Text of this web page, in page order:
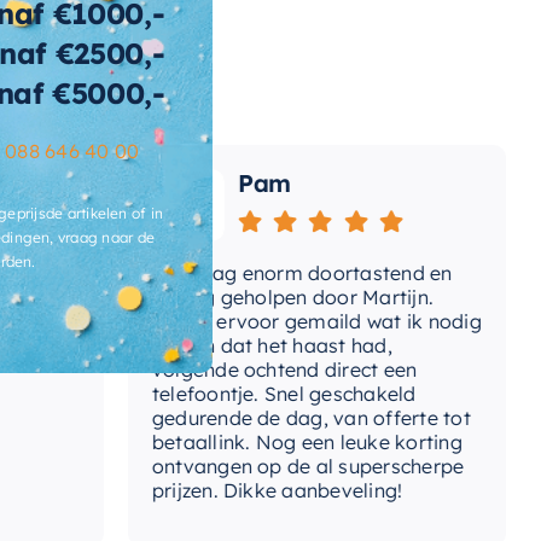
2-3 weken
Spiegel met LED
Pam
Vandaag enorm doortastend en
prettig geholpen door Martijn.
Avond ervoor gemaild wat ik nodig
had en dat het haast had,
volgende ochtend direct een
telefoontje. Snel geschakeld
gedurende de dag, van offerte tot
betaallink. Nog een leuke korting
ontvangen op de al superscherpe
prijzen. Dikke aanbeveling!
€1000,-
€2500,-
€5000,-
088 646 40 00
artikelen of in
vraag naar de